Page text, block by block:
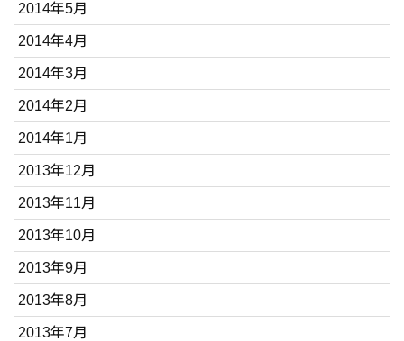
2014年5月
2014年4月
2014年3月
2014年2月
2014年1月
2013年12月
2013年11月
2013年10月
2013年9月
2013年8月
2013年7月